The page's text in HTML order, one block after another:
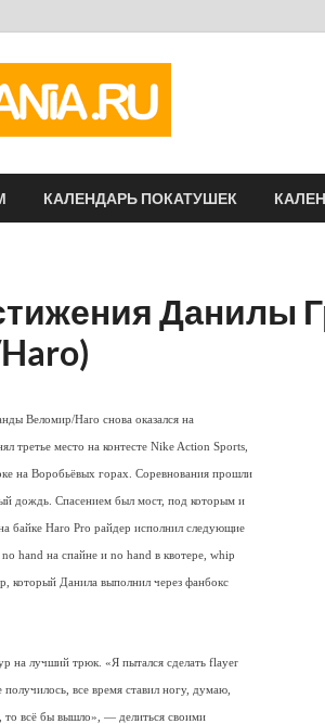
КАЛЕНДАРЬ ПОКАТУШЕК
Данилы
Веломир/Haro снова оказался на
третье место на контесте Nike Action Sports,
на Воробьёвых горах. Соревнования прошли
дождь. Спасением был мост, под которым и
байке Haro Pro райдер исполнил следующие
hand на спайне и no hand в квотере, whip
который Данила выполнил через фанбокс
на лучший трюк. «Я пытался сделать flayer
все время ставил ногу, думаю,
всё бы вышло», — делиться своими